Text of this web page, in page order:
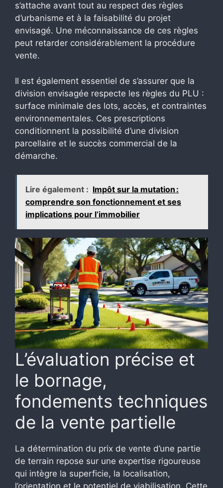
s’attache avant tout au respect des règles
d’urbanisme et à la faisabilité du projet
envisagé. Une méconnaissance de ces règles
peut retarder considérablement la procédure
vente.
Il est également essentiel de s’assurer que la
division envisagée respecte les règles du PLU :
surface minimale des lots, accès, et contraintes
environnementales. Ces prescriptions
conditionnent la possibilité d’une division
parcellaire et le succès commercial de la
démarche.
Lire également : Impôt sur la mutation :
comprendre son fonctionnement et ses
implications pour l’immobilier
L’évaluation précise et
le bornage,
fondements techniques
de la vente partielle
La détermination du prix de vente d’une partie
de terrain repose sur une expertise rigoureuse
qui intègre la superficie, la localisation,